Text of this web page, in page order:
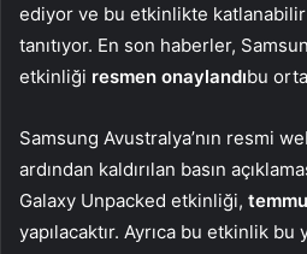
ediyor ve bu etkinlikte katlanabilir
tanıtıyor. En son haberler,
etkinliği resmen onaylandıbu
Samsung Avustralya’nın resmi
ardından kaldırılan basın
Galaxy Unpacked etkinliği,
yapılacaktır. Ayrıca bu etkinlik bu